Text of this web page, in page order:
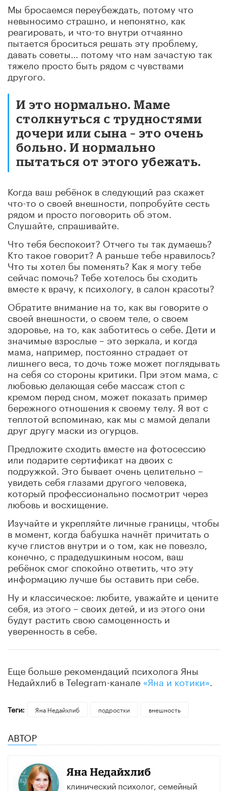
Мы бросаемся переубеждать, потому что
невыносимо страшно, и непонятно, как
реагировать, и что-то внутри отчаянно
пытается броситься решать эту проблему,
давать советы… потому что нам зачастую так
тяжело просто быть рядом с чувствами
другого.
И это нормально. Маме
столкнуться с трудностями
дочери или сына – это очень
больно. И нормально
пытаться от этого убежать.
Когда ваш ребёнок в следующий раз скажет
что-то о своей внешности, попробуйте сесть
рядом и просто поговорить об этом.
Слушайте, спрашивайте.
Что тебя беспокоит? Отчего ты так думаешь?
Кто такое говорит? А раньше тебе нравилось?
Что ты хотел бы поменять? Как я могу тебе
сейчас помочь? Тебе хотелось бы сходить
вместе к врачу, к психологу, в салон красоты?
Обратите внимание на то, как вы говорите о
своей внешности, о своем теле, о своем
здоровье, на то, как заботитесь о себе. Дети и
значимые взрослые – это зеркала, и когда
мама, например, постоянно страдает от
лишнего веса, то дочь тоже может поглядывать
на себя со стороны критики. При этом мама, с
любовью делающая себе массаж стоп с
кремом перед сном, может показать пример
бережного отношения к своему телу. Я вот с
теплотой вспоминаю, как мы с мамой делали
друг другу маски из огурцов.
Предложите сходить вместе на фотосессию
или подарите сертификат на двоих с
подружкой. Это бывает очень целительно –
увидеть себя глазами другого человека,
который профессионально посмотрит через
любовь и восхищение.
Изучайте и укрепляйте личные границы, чтобы
в момент, когда бабушка начнёт причитать о
куче глистов внутри и о том, как не повезло,
конечно, с прадедушкиным носом, ваш
ребёнок смог спокойно ответить, что эту
информацию лучше бы оставить при себе.
Ну и классическое: любите, уважайте и цените
себя, из этого – своих детей, и из этого они
будут растить свою самоценность и
уверенность в себе.
Еще больше рекомендаций психолога Яны
Недайхлиб в Telegram-канале «Яна и котики»
Теги: Яна Недайхлиб подростки внешность
АВТОР
Яна Недайхлиб
клинический психолог, семейный